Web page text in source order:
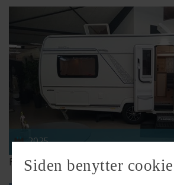
2025
Fendt Bianco Activ 495 SFE
Siden benytter